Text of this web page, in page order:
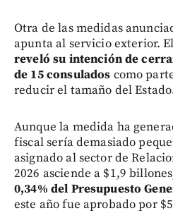
Otra de las medidas
apunta al servicio exterior.
reveló su intención de
de 15 consulados como
reducir el tamaño del
Aunque la medida ha
fiscal sería demasiado
asignado al sector de
2026 asciende a $1,9
0,34% del Presupuesto
este año fue aprobado por